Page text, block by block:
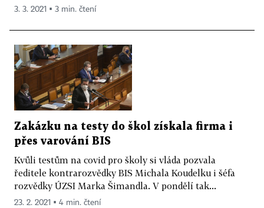
3. 3. 2021 ▪ 3 min. čtení
Zakázku na testy do škol získala firma i
přes varování BIS
Kvůli testům na covid pro školy si vláda pozvala
ředitele kontrarozvědky BIS Michala Koudelku i šéfa
rozvědky ÚZSI Marka Šimandla. V pondělí tak...
23. 2. 2021 ▪ 4 min. čtení